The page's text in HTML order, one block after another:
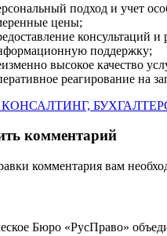
подход и учет
цены;
консультаций
поддержку;
высокое качество
реагирование на
КОНСАЛТИНГ,
комментарий
комментария вам
Бюро «РусПраво»